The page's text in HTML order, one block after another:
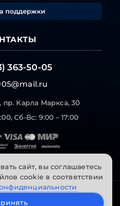
поддержки
363-50-05
пр. Карла Маркса, 30
Сб-Вс: 9:00 – 17:00
Горской". Все права
сайт, вы соглашаетесь
cookie в соответствии